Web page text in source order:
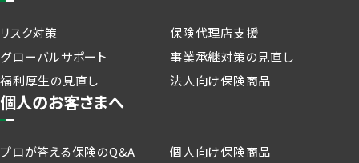
リスク対策
保険代理店支援
グローバルサポート
事業承継対策の見直し
福利厚生の見直し
法人向け保険商品
個人のお客さまへ
プロが答える保険のQ&A 個人向け保険商品